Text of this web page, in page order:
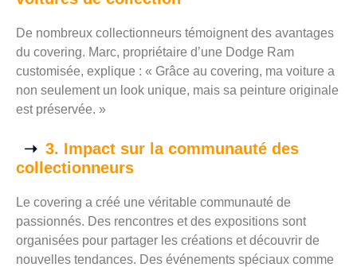
De nombreux collectionneurs témoignent des avantages
du covering. Marc, propriétaire d’une Dodge Ram
customisée, explique : « Grâce au covering, ma voiture a
non seulement un look unique, mais sa peinture originale
est préservée. »
3. Impact sur la communauté des
collectionneurs
Le covering a créé une véritable communauté de
passionnés. Des rencontres et des expositions sont
organisées pour partager les créations et découvrir de
nouvelles tendances. Des événements spéciaux comme